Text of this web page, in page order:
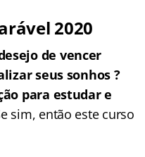
2020
de vencer
seus sonhos ?
para estudar e
sim, então este curso